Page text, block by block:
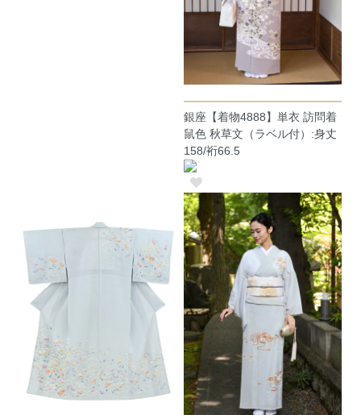
銀座【着物4888】単衣 訪問着
鼠色 秋草文（ラベル付）:身丈
158/裄66.5